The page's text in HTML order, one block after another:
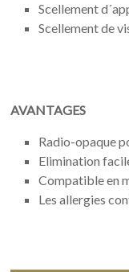
Scellement
Scellement de
AVANTAGES
Radio-opaque
Elimination
Compatible en
Les allergies